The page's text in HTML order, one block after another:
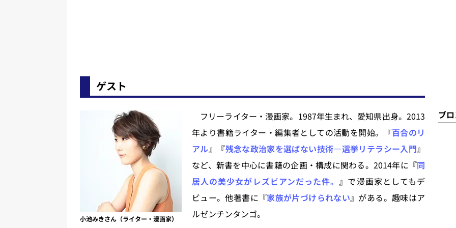
ゲスト
小池みきさん（ライター・漫画家）
フリーライター・漫画家。1987年生まれ、愛知県出身。2013
年より書籍ライター・編集者としての活動を開始。『百合のリ
アル』『残念な政治家を選ばない技術—選挙リテラシー入門』
など、新書を中心に書籍の企画・構成に関わる。2014年に『同
居人の美少女がレズビアンだった件。』で漫画家としてもデ
ビュー。他著書に『家族が片づけられない』がある。趣味はア
ルゼンチンタンゴ。
ブ